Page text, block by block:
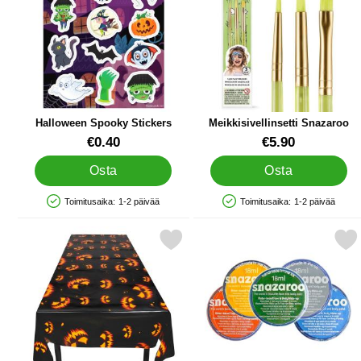
Halloween Spooky Stickers
Tuote.nro 38683€0.40
Osta
Saatavuus: Varastossa
Toimitusaika: 1-2 päivää
Meikkisivellinsetti Snazaroo
Tuote.nro 13517€5.90
Osta
Saatavuus: Varastossa
Toimitusaika: 1-2 päivää
Merkitse halloween Pöytäliina Pelottava Kurpitsa suosikiksi
Merkitse snazaroo